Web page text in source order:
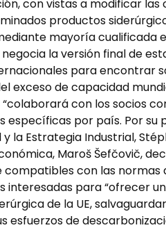
con vistas a modificar
productos
mayoría cualificada
la versión final de
para encontrar
exceso de capacidad
“colaborará con los socios
específicas por país. Por
la Estrategia Industrial,
Maroš Šefčovič,
con las normas
interesadas para “ofrecer
de la UE,
esfuerzos de